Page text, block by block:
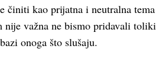
činiti kao prijatna i neutralna tema
nije važna ne bismo pridavali toliki
onoga što slušaju.